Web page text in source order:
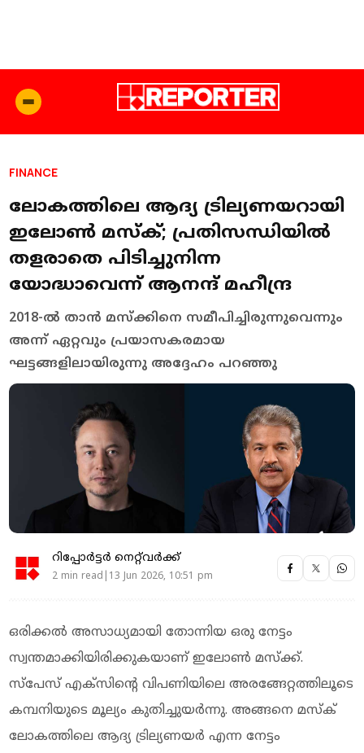
FINANCE
ലോകത്തിലെ ആദ്യ ട്രില്യണയറായി
ഇലോണ്‍ മസ്‌ക്; പ്രതിസന്ധിയില്‍
തളരാതെ പിടിച്ചുനിന്ന
യോദ്ധാവെന്ന് ആനന്ദ് മഹീന്ദ്ര
2018-ല്‍ താന്‍ മസ്‌ക്കിനെ സമീപിച്ചിരുന്നുവെന്നും
അന്ന് ഏറ്റവും പ്രയാസകരമായ
ഘട്ടങ്ങളിലായിരുന്നു അദ്ദേഹം പറഞ്ഞു
റിപ്പോർട്ടർ നെറ്റ്‌വര്‍ക്ക്‌
2 min read|13 Jun 2026, 10:51 pm
ഒരിക്കല്‍ അസാധ്യമായി തോന്നിയ ഒരു നേട്ടം
സ്വന്തമാക്കിയിരിക്കുകയാണ് ഇലോണ്‍ മസ്‌ക്ക്.
സ്‌പേസ് എക്‌സിന്റെ വിപണിയിലെ അരങ്ങേറ്റത്തിലൂടെ
കമ്പനിയുടെ മൂല്യം കുതിച്ചുയര്‍ന്നു. അങ്ങനെ മസ്‌ക്
ലോകത്തിലെ ആദ്യ ട്രില്യണയര്‍ എന്ന നേട്ടം